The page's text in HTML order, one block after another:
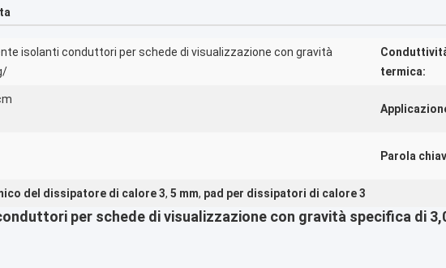
isolanti conduttori per schede di visualizzazione con gravità
termica:
Parola
del dissipatore di calore 3, 5 mm, pad per dissipatori di calore 3
per schede di visualizzazione con gravità specifica di